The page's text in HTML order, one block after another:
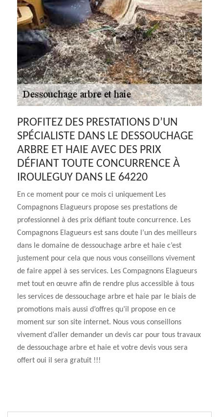
PROFITEZ DES PRESTATIONS D’UN
SPÉCIALISTE DANS LE DESSOUCHAGE
ARBRE ET HAIE AVEC DES PRIX
DÉFIANT TOUTE CONCURRENCE À
IROULEGUY DANS LE 64220
En ce moment pour ce mois ci uniquement Les
Compagnons Elagueurs propose ses prestations de
professionnel à des prix défiant toute concurrence. Les
Compagnons Elagueurs est sans doute l’un des meilleurs
dans le domaine de dessouchage arbre et haie c’est
justement pour cela que nous vous conseillons vivement
de faire appel à ses services. Les Compagnons Elagueurs
met tout en œuvre afin de rendre plus accessible à tous
les services de dessouchage arbre et haie par le biais de
promotions mais aussi d’offres qu’il propose en ce
moment sur son site internet. Nous vous conseillons
vivement d’aller demander un devis car pour tous travaux
de dessouchage arbre et haie et votre devis vous sera
offert oui il sera gratuit !!!